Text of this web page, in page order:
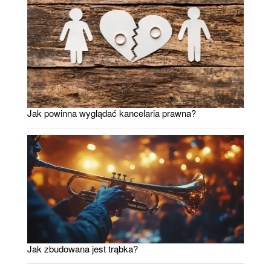
Jak powinna wyglądać kancelaria prawna?
Jak zbudowana jest trąbka?